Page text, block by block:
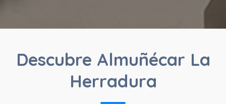
Descubre Almuñécar La
Herradura